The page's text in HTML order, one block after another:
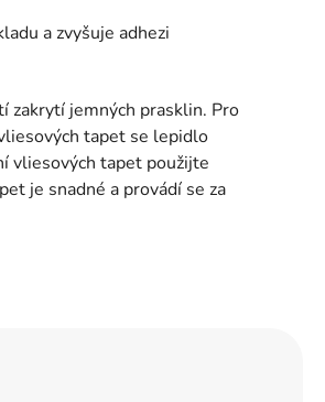
a zvyšuje adhezi
zakrytí jemných prasklin. Pro
tapet se lepidlo
vliesových tapet použijte
je snadné a provádí se za